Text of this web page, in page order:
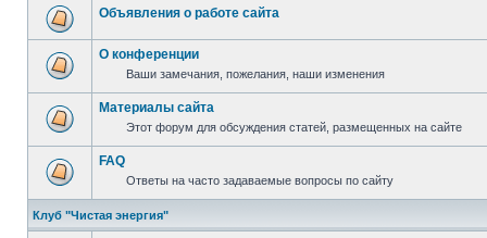
Объявления о работе сайта
О конференции
Ваши замечания, пожелания, наши изменения
Материалы сайта
Этот форум для обсуждения статей, размещенных на сайте
FAQ
Ответы на часто задаваемые вопросы по сайту
Клуб "Чистая энергия"